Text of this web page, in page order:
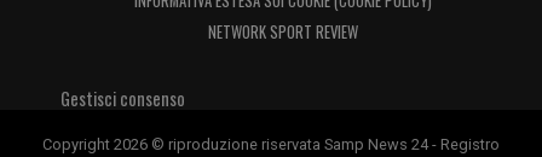
NETWORK SPORT REVIEW
Gestisci consenso
Copyright 2026 © riproduzione riservata Samp News 24 - Registro